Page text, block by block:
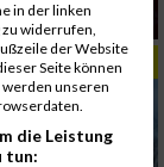
REISEZEIT
in der linken
widerrufen,
der Website
Seite können
werden unseren
die Leistung
tun: